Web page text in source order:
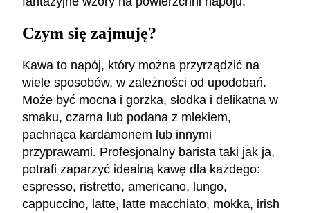
Czym się zajmuję?
Kawa to napój, który można przyrządzić na
wiele sposobów, w zależności od upodobań.
Może być mocna i gorzka, słodka i delikatna w
smaku, czarna lub podana z mlekiem,
pachnąca kardamonem lub innymi
przyprawami. Profesjonalny barista taki jak ja,
potrafi zaparzyć idealną kawę dla każdego:
espresso, ristretto, americano, lungo,
cappuccino, latte, latte macchiato, mokka, irish